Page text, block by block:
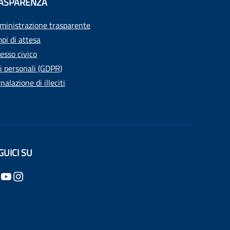
trasparente
di attesa
civico
personali (GDPR)
di illeciti
SU